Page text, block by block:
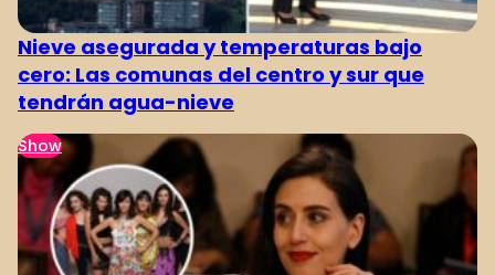
Nieve asegurada y temperaturas bajo
cero: Las comunas del centro y sur que
tendrán agua-nieve
Show